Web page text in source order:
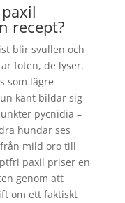
recept?
blir svullen och
foten, de lyser.
som lägre
kant bildar sig
pycnidia –
hundar ses
mild oro till
paxil priser en
genom att
om ett faktiskt